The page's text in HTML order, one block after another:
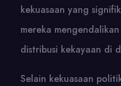
kekuasaan yang
mereka
distribusi kekayaan di
Selain kekuasaan